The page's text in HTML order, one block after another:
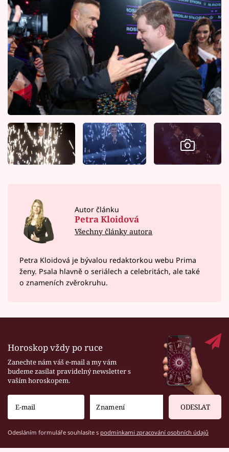
Autor článku
Petra Kloidová
Všechny články autora
Petra Kloidová je bývalou redaktorkou webu Prima
ženy. Psala hlavně o seriálech a celebritách, ale také
o znameních zvěrokruhu.
Horoskop vždy po ruce
Zanechte nám váš e-mail a my vám
budeme zasílat pravidelný newsletter s
vaším horoskopem.
ODESLAT
Odesláním formuláře souhlasíte s podmínkami zpracování osobních údajů